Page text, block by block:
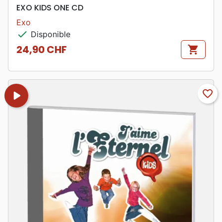
EXO KIDS ONE CD
Exo
check Disponible
Prix
24,90 CHF shopping_cart
play_arrow favorite_border